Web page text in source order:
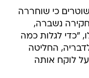
כי שוחררה
נשברה,
"כדי לגלות כמה
החליטה
לוקח אותה